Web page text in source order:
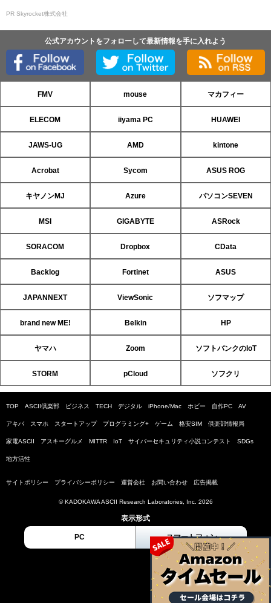
PR Skyrocket株式会社
公式アカウントをフォローして最新情報を手に入れよう
FMV mouse マカフィー
ELECOM iiyama PC HUAWEI
JAWS-UG AMD kintone
Acrobat Sycom ASUS ROG
キヤノンMJ Azure パソコンSEVEN
MSI GIGABYTE ASRock
SORACOM Dropbox CData
Backlog Fortinet ASUS
JAPANNEXT ViewSonic ソフマップ
brand new ME! Belkin HP
ヤマハ Zoom ソフトバンクのIoT
STORM pCloud ソフクリ
TOP ASCII倶楽部 ビジネス TECH デジタル iPhone/Mac ホビー 自作PC AV
アキバ スマホ スタートアップ プログラミング+ ゲーム 格安SIM 倶楽部情報局
家電ASCII アスキーグルメ MITTR IoT サイバーセキュリティ小説コンテスト SDGs
地方活性
サイトポリシー プライバシーポリシー 運営会社 お問い合わせ 広告掲載
© KADOKAWA ASCII Research Laboratories, Inc. 2026
表示形式
PC スマートフォン